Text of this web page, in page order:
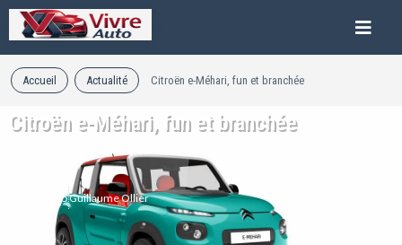
Accueil Actualité Citroën e-Méhari, fun et branchée
Citroën e-Méhari, fun et branchée
11/12/2015Guillaume Ollier